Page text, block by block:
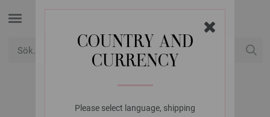
COUNTRY AND
CURRENCY
Please select language, shipping
LANA GROSSA